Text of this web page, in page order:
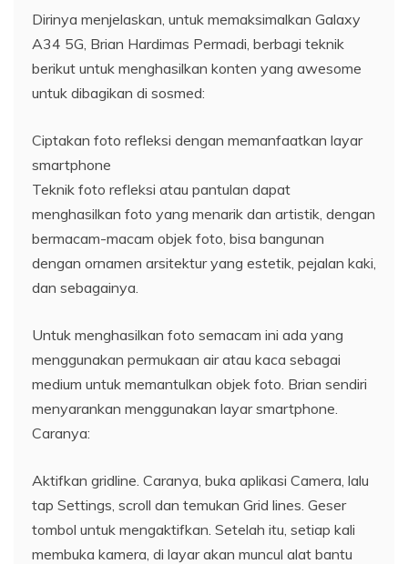
Dirinya menjelaskan, untuk memaksimalkan Galaxy
A34 5G, Brian Hardimas Permadi, berbagi teknik
berikut untuk menghasilkan konten yang awesome
untuk dibagikan di sosmed:
Ciptakan foto refleksi dengan memanfaatkan layar
smartphone
Teknik foto refleksi atau pantulan dapat
menghasilkan foto yang menarik dan artistik, dengan
bermacam-macam objek foto, bisa bangunan
dengan ornamen arsitektur yang estetik, pejalan kaki,
dan sebagainya.
Untuk menghasilkan foto semacam ini ada yang
menggunakan permukaan air atau kaca sebagai
medium untuk memantulkan objek foto. Brian sendiri
menyarankan menggunakan layar smartphone.
Caranya:
Aktifkan gridline. Caranya, buka aplikasi Camera, lalu
tap Settings, scroll dan temukan Grid lines. Geser
tombol untuk mengaktifkan. Setelah itu, setiap kali
membuka kamera, di layar akan muncul alat bantu